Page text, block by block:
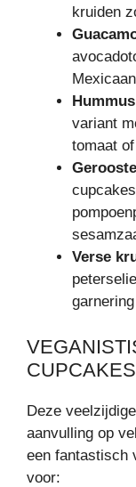
kruiden
variant
tomaat
Verse
Deze
aanvulling op
een fantastisch
voor: